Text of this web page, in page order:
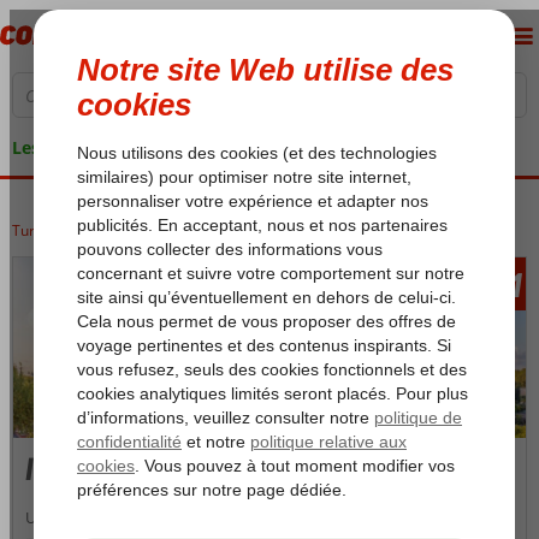
Les garanties de vacances
Turquie Istanbul
àpd 231
Istanbul
Un citytrip à Istanbul vous offre la possibilité de découvrir cette